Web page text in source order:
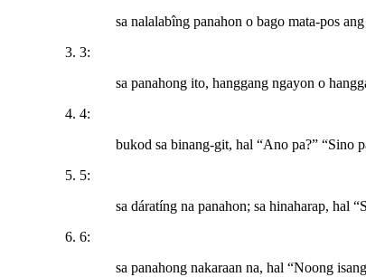
sa nalalabîng panahon o bago mata-pos
3:
sa panahong ito, hanggang ngayon o
4:
bukod sa binang-git, hal “Ano pa?” “Sino
5:
sa dáratíng na panahon; sa hinaharap, hal
6:
sa panahong nakaraan na, hal “Noong